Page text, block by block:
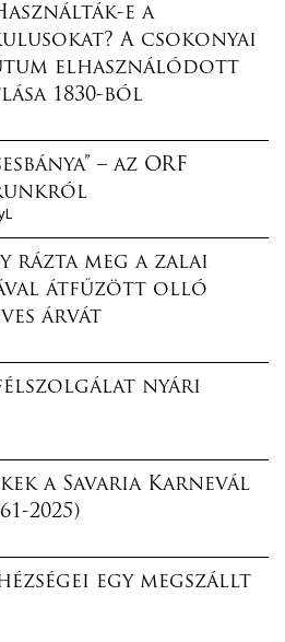
e a
A csokonyai
elhasználódott
1830-ból
– az ORF
rázta meg a zalai
átfűzött olló
árvát
nyári
a Savaria Karnevál
2025)
egy megszállt